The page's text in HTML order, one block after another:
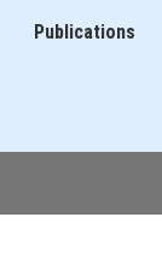
Publications